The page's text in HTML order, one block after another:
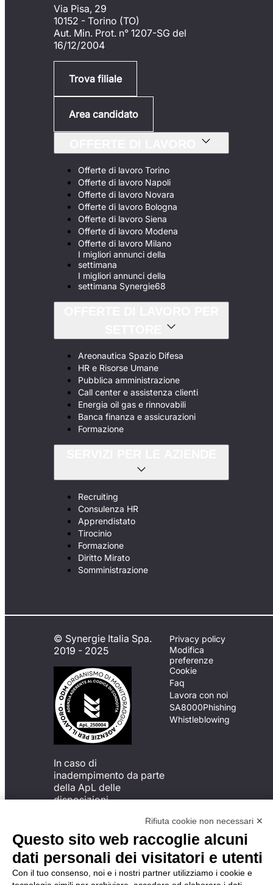
Via Pisa, 29
10152 - Torino (TO)
Aut. Min. Prot. n° 1207-SG del
16/12/2004
Trova filiale
Area candidato
Offerte di lavoro Torino
Offerte di lavoro Napoli
Offerte di lavoro Novara
Offerte di lavoro Bologna
Offerte di lavoro Siena
Offerte di lavoro Modena
Offerte di lavoro Milano
I migliori annunci della
settimana
I migliori annunci della
settimana Synergie68
Areonautica Spazio Difesa
HR e Risorse Umane
Pubblica amministrazione
Call center e assistenza clienti
Energia oil gas e rinnovabili
Banca finanza e assicurazioni
Formazione
Recruiting
Consulenza HR
Apprendistato
Tirocinio
Formazione
Diritto Mirato
Somministrazione
© Synergie Italia Spa.
2019 - 2025
In caso di
inadempimento da parte
della ApL delle
disposizioni
possibile presentare un
reclamo
all’Organismo di
Monitoraggio utilizzando
una delle modalità
Privacy policy
Modifica
preferenze
Cookie
Faq
Lavora con noi
SA8000Phishing
Whistleblowing
Rifiuta cookie non necessari ✕
Questo sito web raccoglie alcuni
dati personali dei visitatori e utenti
Con il tuo consenso, noi e i nostri partner utilizziamo i cookie e